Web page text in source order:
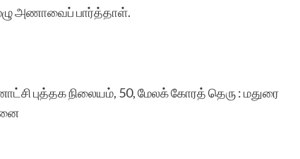
அணாவைப் பார்த்தாள்.
புத்தக நிலையம், 50, மேலக் கோரத் தெரு : மதுரை